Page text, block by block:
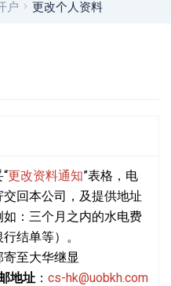
户 更改个人资料
更改资料通知”表格，电
交回本公司，及提供地址
如：三个月之内的水电费
结单等）。
寄至大华继显
地址 ： cs-hk@uobkh.com